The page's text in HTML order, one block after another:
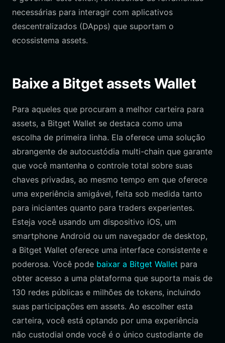
necessárias para interagir com aplicativos
descentralizados (DApps) que suportam o
ecossistema assets.
Baixe a Bitget assets Wallet
Para aqueles que procuram a melhor carteira para
assets, a Bitget Wallet se destaca como uma
escolha de primeira linha. Ela oferece uma solução
abrangente de autocustódia multi-chain que garante
que você mantenha o controle total sobre suas
chaves privadas, ao mesmo tempo em que oferece
uma experiência amigável, feita sob medida tanto
para iniciantes quanto para traders experientes.
Esteja você usando um dispositivo iOS, um
smartphone Android ou um navegador de desktop,
a Bitget Wallet oferece uma interface consistente e
poderosa. Você pode baixar a Bitget Wallet para
obter acesso a uma plataforma que suporta mais de
130 redes públicas e milhões de tokens, incluindo
suas participações em assets. Ao escolher esta
carteira, você está optando por uma experiência
não custodial onde você é o único custodiante de